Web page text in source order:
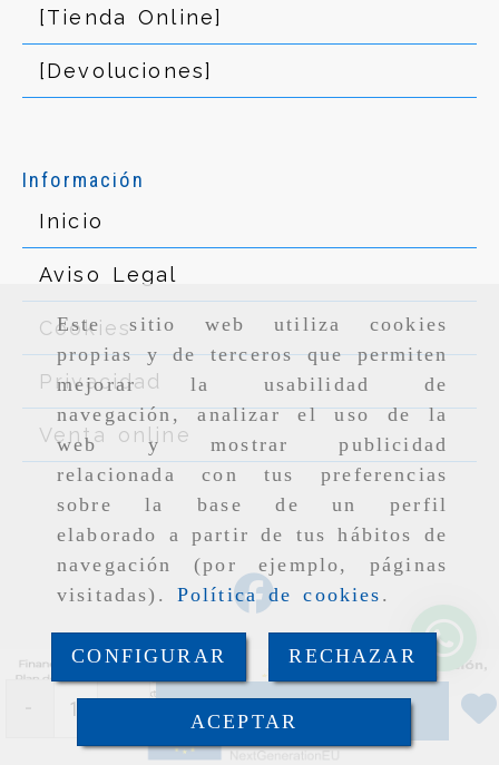
Este sitio web utiliza cookies
propias y de terceros que permiten
mejorar la usabilidad de
navegación, analizar el uso de la
web y mostrar publicidad
relacionada con tus preferencias
sobre la base de un perfil
elaborado a partir de tus hábitos de
navegación (por ejemplo, páginas
visitadas). Política de cookies .
CONFIGURAR RECHAZAR
ACEPTAR
+ Añadir
[Tienda Online]
[Devoluciones]
Información
Inicio
Aviso Legal
Cookies
Privacidad
Venta online